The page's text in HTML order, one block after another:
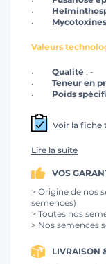
Valeurs
Qualité : -
Teneur en
Poids
Voir la fiche
Lire la suite
VOS
> Origine de nos
semences)
> Toutes nos
> Nos semences
LIVRAISON